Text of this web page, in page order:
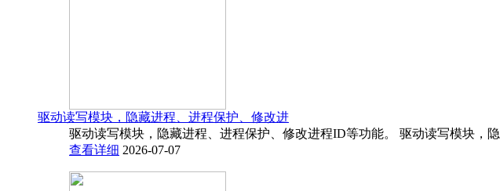
驱动读写模块，隐藏进程、进程保护、修改进
驱动读写模块，隐藏进程、进程保护、修改进程ID等功能。 驱动读写模块，隐
查看详细 2026-07-07